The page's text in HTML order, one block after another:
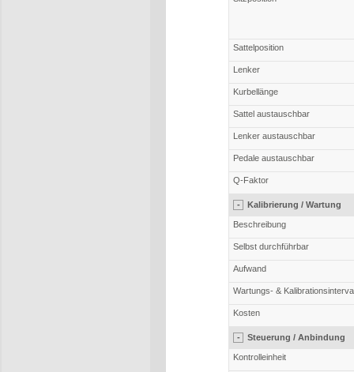
Sattelposition
Lenker
Kurbellänge
Sattel austauschbar
Lenker austauschbar
Pedale austauschbar
Q-Faktor
- Kalibrierung / Wartung
Beschreibung
Selbst durchführbar
Aufwand
Wartungs- &
Kosten
- Steuerung / Anbindung
Kontrolleinheit